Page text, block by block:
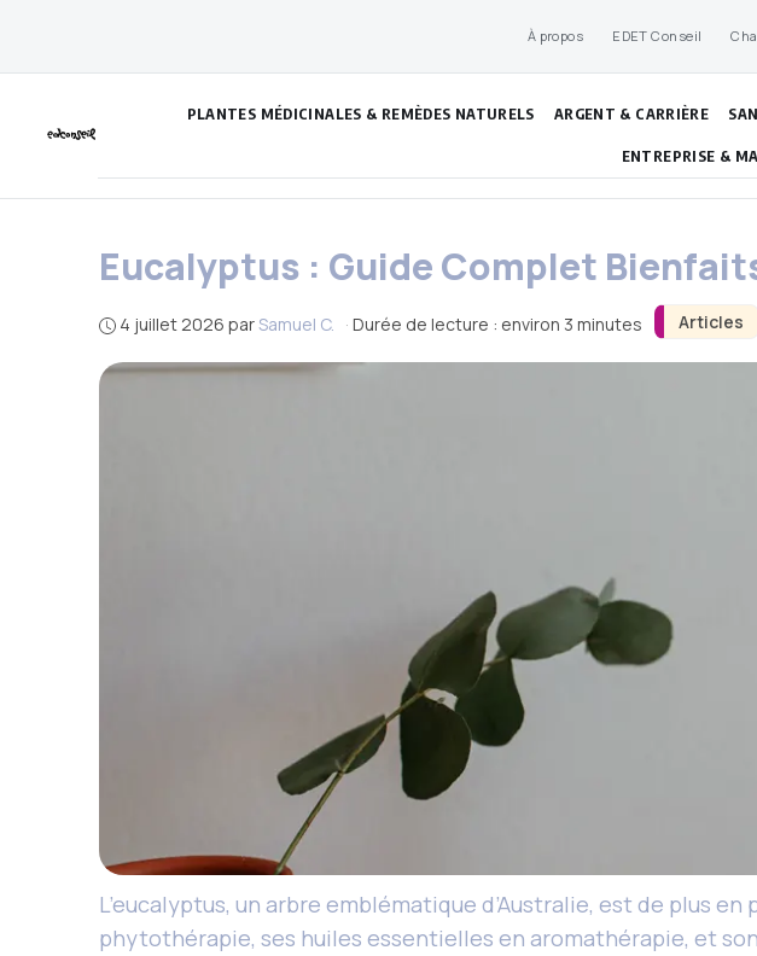
contenu
À propos EDET Conseil
PLANTES MÉDICINALES & REMÈDES NATURELS ARGENT & CARRIÈRE
ENTREPRISE &
Articles
Eucalyptus : Guide Complet
4 juillet 2026 parSamuel C. · Durée de lecture : environ 3 minutes
L’eucalyptus, un arbre emblématique d’Australie, est de plus
phytothérapie, ses huiles essentielles en aromathérapie, et